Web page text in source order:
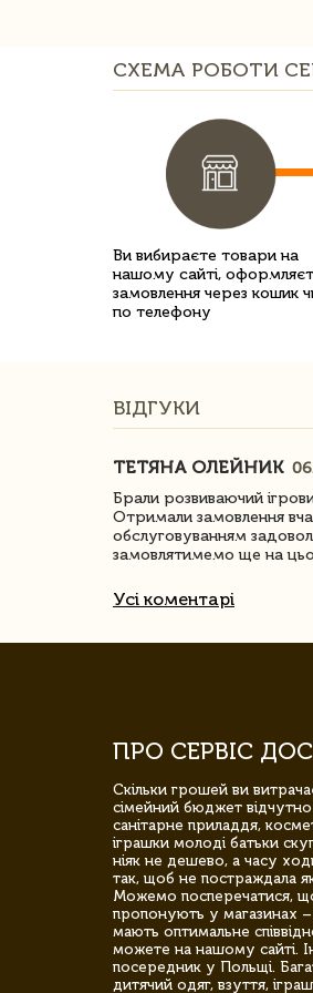
СХЕМА РОБОТИ
Ви вибираєте товари на
нашому сайті,
замовлення через кошик
по телефону
ВІДГУКИ
ТЕТЯНА ОЛЕЙНИК
Брали розвиваючий
Отримали замовлення
обслуговуванням
замовлятимемо ще на
Усі коментарі
ПРО СЕРВІС
Скільки грошей ви
сімейний бюджет
санітарне приладдя,
іграшки молоді батьки
ніяк не дешево, а часу
так, щоб не постраждала
Можемо посперечатися, що
пропонують у магазинах –
мають оптимальне
можете на нашому сайті.
посередник у Польщі.
дитячий одяг, взуття,